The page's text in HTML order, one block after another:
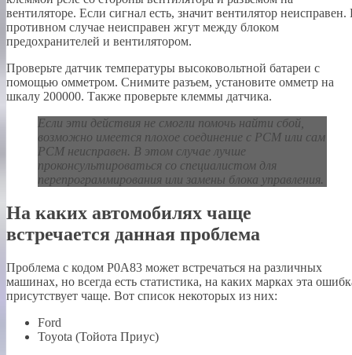
вентиляторе. Если сигнал есть, значит вентилятор неисправен.
противном случае неисправен жгут между блоком
предохранителей и вентилятором.
Проверьте датчик температуры высоковольтной батареи с
помощью омметром. Снимите разъем, установите омметр на
шкалу 200000. Также проверьте клеммы датчика.
Если эти действия не смогли помочь найти сбой,
возможно имеется плохое соединение с PCM или сам
PCM неисправен. В этом случае лучше
проконсультироваться со специалистом для
перепрограммирования или замены блока управления.
На каких автомобилях чаще
встречается данная проблема
Проблема с кодом P0A83 может встречаться на различных
машинах, но всегда есть статистика, на каких марках эта
присутствует чаще. Вот список некоторых из них:
Ford
Toyota (Тойота Приус)